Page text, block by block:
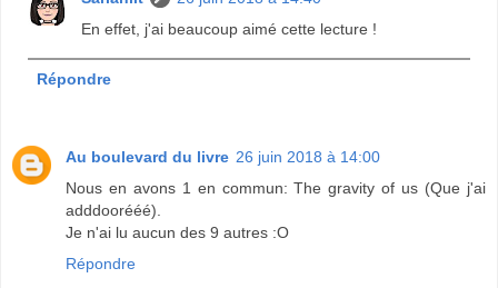
En effet, j'ai beaucoup aimé cette lecture !
Répondre
Au boulevard du livre 26 juin 2018 à 14:00
Nous en avons 1 en commun: The gravity of us (Que j'ai
adddoorééé).
Je n'ai lu aucun des 9 autres :O
Répondre